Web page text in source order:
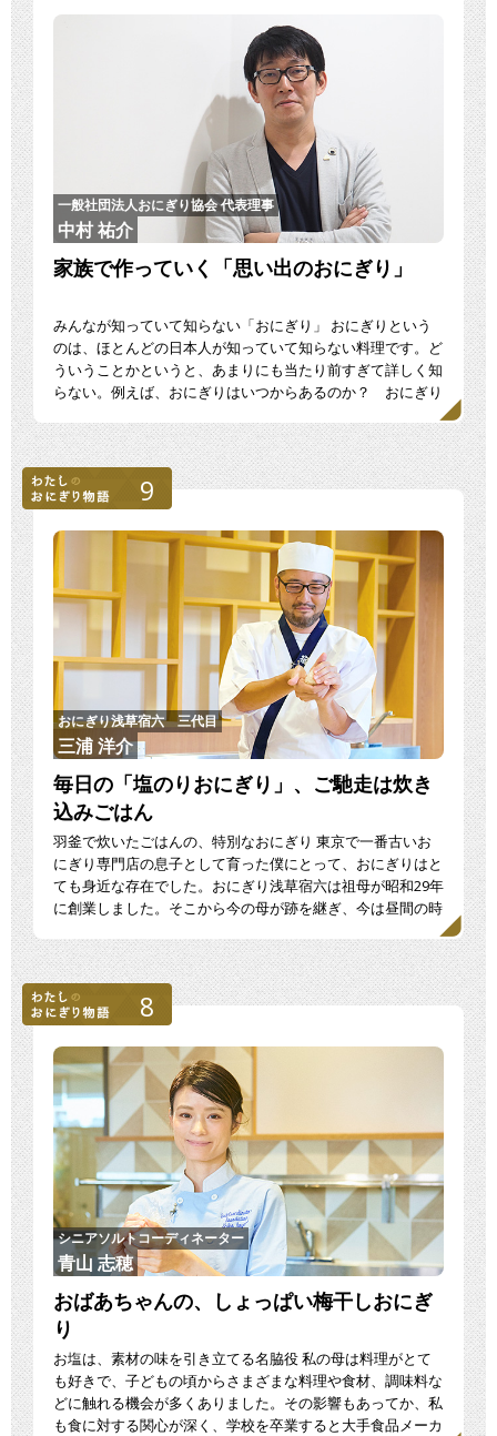
一般社団法人おにぎり協会 代表理事
中村 祐介
家族で作っていく「思い出のおにぎり」
みんなが知っていて知らない「おにぎり」 おにぎりという
のは、ほとんどの日本人が知っていて知らない料理です。ど
ういうことかというと、あまりにも当たり前すぎて詳しく知
らない。例えば、おにぎりはいつからあるのか？ おにぎり
9
おにぎり浅草宿六 三代目
三浦 洋介
毎日の「塩のりおにぎり」、ご馳走は炊き
込みごはん
羽釜で炊いたごはんの、特別なおにぎり 東京で一番古いお
にぎり専門店の息子として育った僕にとって、おにぎりはと
ても身近な存在でした。おにぎり浅草宿六は祖母が昭和29年
に創業しました。そこから今の母が跡を継ぎ、今は昼間の時
8
シニアソルトコーディネーター
青山 志穂
おばあちゃんの、しょっぱい梅干しおにぎ
り
お塩は、素材の味を引き立てる名脇役 私の母は料理がとて
も好きで、子どもの頃からさまざまな料理や食材、調味料な
どに触れる機会が多くありました。その影響もあってか、私
も食に対する関心が深く、学校を卒業すると大手食品メーカ